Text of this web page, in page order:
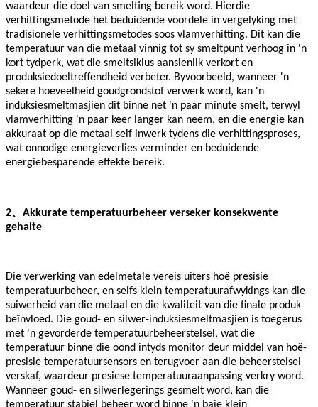
waardeur die doel van smelting bereik word. Hierdie
verhittingsmetode het beduidende voordele in vergelyking met
tradisionele verhittingsmetodes soos vlamverhitting. Dit kan die
temperatuur van die metaal vinnig tot sy smeltpunt verhoog in 'n
kort tydperk, wat die smeltsiklus aansienlik verkort en
produksiedoeltreffendheid verbeter. Byvoorbeeld, wanneer 'n
sekere hoeveelheid goudgrondstof verwerk word, kan 'n
induksiesmeltmasjien dit binne net 'n paar minute smelt, terwyl
vlamverhitting 'n paar keer langer kan neem, en die energie kan
akkuraat op die metaal self inwerk tydens die verhittingsproses,
wat onnodige energieverlies verminder en beduidende
energiebesparende effekte bereik.
2、 Akkurate temperatuurbeheer verseker konsekwente
gehalte
Die verwerking van edelmetale vereis uiters hoë presisie
temperatuurbeheer, en selfs klein temperatuurafwykings kan die
suiwerheid van die metaal en die kwaliteit van die finale produk
beïnvloed. Die goud- en silwer-induksiesmeltmasjien is toegerus
met 'n gevorderde temperatuurbeheerstelsel, wat die
temperatuur binne die oond intyds monitor deur middel van hoë-
presisie temperatuursensors en terugvoer aan die beheerstelsel
verskaf, waardeur presiese temperatuuraanpassing verkry word.
Wanneer goud- en silwerlegerings gesmelt word, kan die